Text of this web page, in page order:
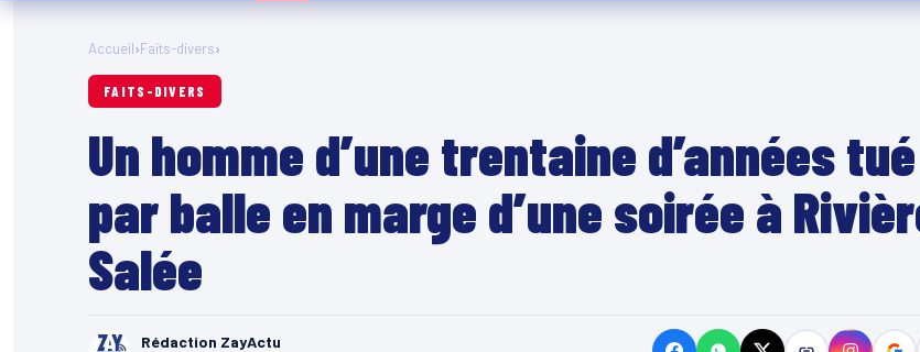
Accueil›Faits-divers›
FAITS-DIVERS
Un homme d’une trentaine d’années tué
par balle en marge d’une soirée à
Salée
Rédaction ZayActu